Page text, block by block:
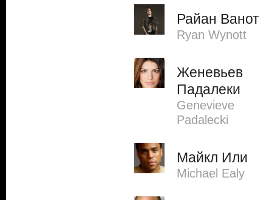
Райан Ванот
Ryan Wynott
Женевьев
Падалеки
Genevieve
Padalecki
Майкл Или
Michael Ealy